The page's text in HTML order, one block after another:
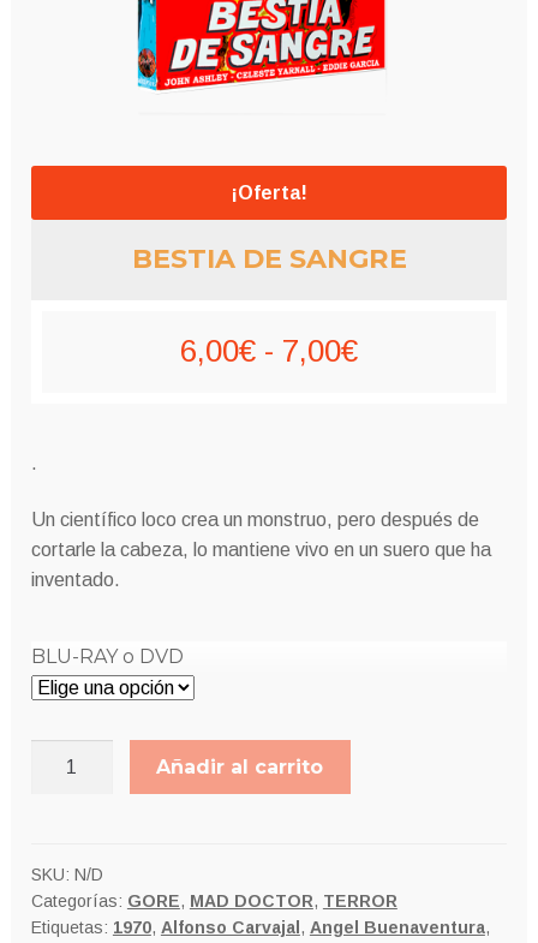
¡Oferta!
BESTIA DE SANGRE
6,00€ - 7,00€Rango
6,00€
.
Un científico loco crea un monstruo, pero después de
cortarle la cabeza, lo mantiene vivo en un suero que ha
inventado.
BLU-RAY o DVD
Añadir al carrito
SKU: N/D
Categorías: GORE, MAD DOCTOR, TERROR
Etiquetas: 1970, Alfonso Carvajal , Angel Buenaventura,